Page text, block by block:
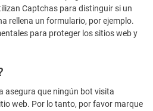
Captchas para distinguir si un
rellena un formulario, por ejemplo.
para proteger los sitios web y
asegura que ningún bot visita
web. Por lo tanto, por favor marque